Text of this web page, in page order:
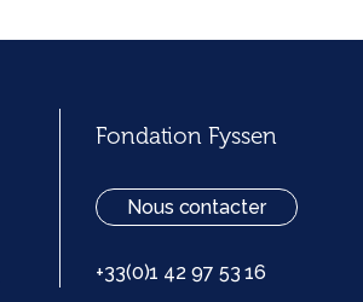
Fondation Fyssen
Nous contacter
+33(0)1 42 97 53 16